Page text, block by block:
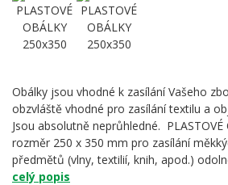
Obálky jsou vhodné k zasílání Vašeho
obzvláště vhodné pro zasílání textilu a
Jsou absolutně neprůhledné.
rozměr 250 x 350 mm pro zasílání
předmětů (vlny, textilií, knih, apod.)
celý popis